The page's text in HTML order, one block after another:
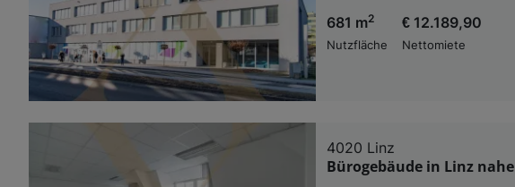
681 m2
Nutzfläche
€ 12.189,90
Nettomiete
4020 Linz
Bürogebäude in Linz